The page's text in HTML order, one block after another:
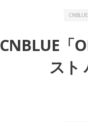
CNBLUE
CNBLUE「
スト